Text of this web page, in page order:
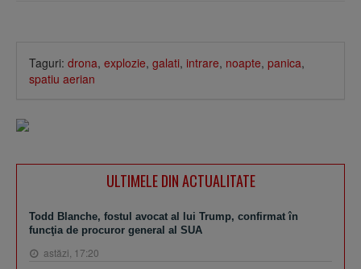
Taguri: drona, explozie, galati, intrare, noapte, panica,
spatiu aerian
ULTIMELE DIN ACTUALITATE
Todd Blanche, fostul avocat al lui Trump, confirmat în
funcţia de procuror general al SUA
astăzi, 17:20